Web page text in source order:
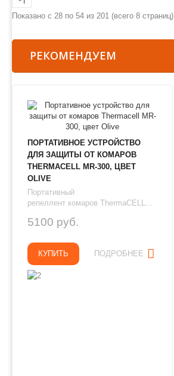
Показано с 28 по 54 из 201 (всего 8 страниц)
РЕКОМЕНДУЕМ
ПОРТАТИВНОЕ УСТРОЙСТВО
ДЛЯ ЗАЩИТЫ ОТ КОМАРОВ
THERMAСЕLL MR-300, ЦВЕТ
OLIVE
Портативный
репеллент комаров ThermaCELL...
5100 руб.
КУПИТЬ ПОДРОБНЕЕ